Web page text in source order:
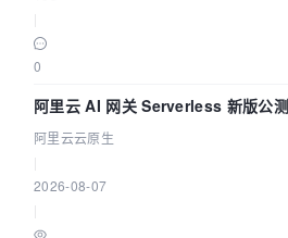
0
阿里云 AI 网关 Serverless 新版公
拓扑可视化构建 AI 流量治理底座
阿里云云原生
2026-08-07